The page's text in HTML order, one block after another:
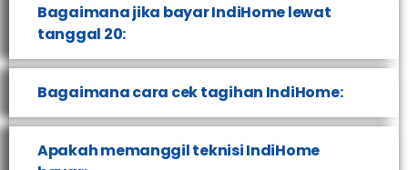
Bagaimana jika bayar IndiHome lewat
tanggal 20:
Bagaimana cara cek tagihan IndiHome:
Apakah memanggil teknisi IndiHome